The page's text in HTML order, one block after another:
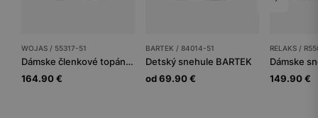
WOJAS / 55317-51
Dámske členkové topánky
164.90 €
BARTEK / 84014-51
Detský snehule BARTEK
od 69.90 €
RELAKS /
Dámske
149.90 €